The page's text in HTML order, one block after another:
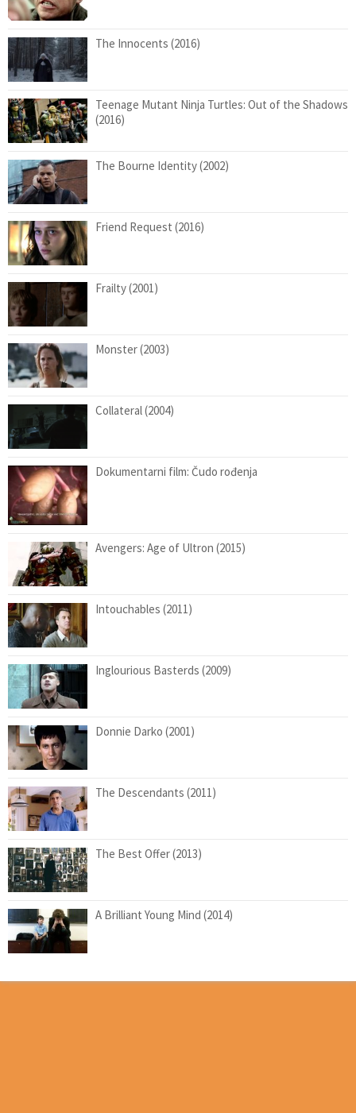
The Innocents (2016)
Teenage Mutant Ninja Turtles: Out of the Shadows
(2016)
The Bourne Identity (2002)
Friend Request (2016)
Frailty (2001)
Monster (2003)
Collateral (2004)
Dokumentarni film: Čudo rođenja
Avengers: Age of Ultron (2015)
Intouchables (2011)
Inglourious Basterds (2009)
Donnie Darko (2001)
The Descendants (2011)
The Best Offer (2013)
A Brilliant Young Mind (2014)